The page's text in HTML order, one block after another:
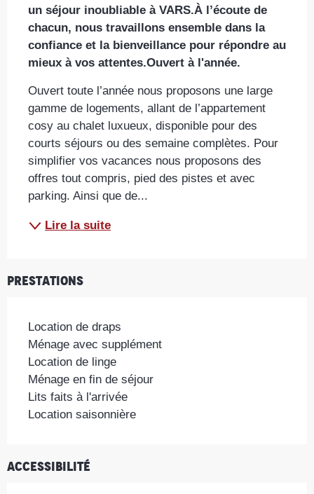
un séjour inoubliable à VARS.À l’écoute de
chacun, nous travaillons ensemble dans la
confiance et la bienveillance pour répondre au
mieux à vos attentes.Ouvert à l'année.
Ouvert toute l’année nous proposons une large
gamme de logements, allant de l’appartement
cosy au chalet luxueux, disponible pour des
courts séjours ou des semaine complètes. Pour
simplifier vos vacances nous proposons des
offres tout compris, pied des pistes et avec
parking. Ainsi que de...
Lire la suite
Prestations
Location de draps
Ménage avec supplément
Location de linge
Ménage en fin de séjour
Lits faits à l'arrivée
Location saisonnière
Accessibilité